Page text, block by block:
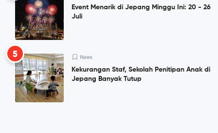
Event Menarik di Jepang Minggu Ini: 20 - 26
Juli
5 News
Kekurangan Staf, Sekolah Penitipan Anak di
Jepang Banyak Tutup